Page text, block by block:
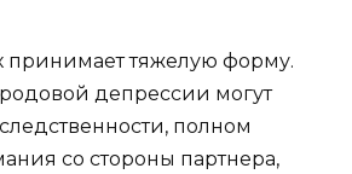
принимает тяжелую форму.
депрессии могут
полном
со стороны партнера,